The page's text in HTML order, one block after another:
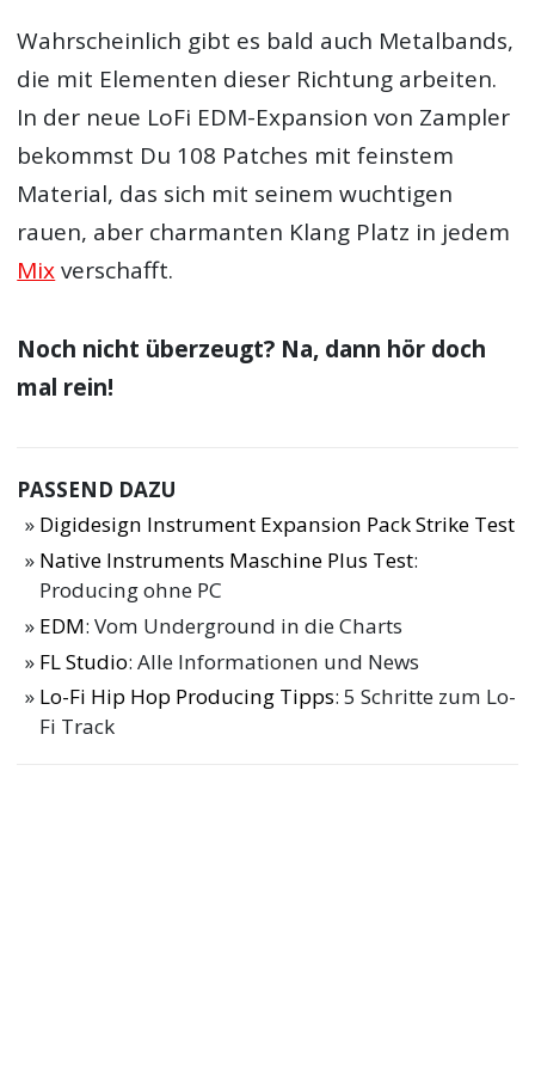
Wahrscheinlich gibt es bald auch Metalbands,
die mit Elementen dieser Richtung arbeiten.
In der neue LoFi EDM-Expansion von Zampler
bekommst Du 108 Patches mit feinstem
Material, das sich mit seinem wuchtigen
rauen, aber charmanten Klang Platz in jedem
Mixverschafft.
Noch nicht überzeugt? Na, dann hör doch
mal rein!
PASSEND DAZU
Digidesign Instrument Expansion Pack Strike Test
Native Instruments Maschine Plus Test:
Producing ohne PC
EDM: Vom Underground in die Charts
FL Studio: Alle Informationen und News
Lo-Fi Hip Hop Producing Tipps: 5 Schritte zum Lo-
Fi Track